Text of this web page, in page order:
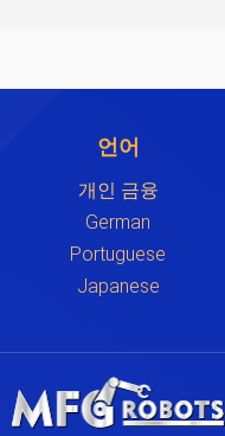
언어
개인 금융
German
Portuguese
Japanese